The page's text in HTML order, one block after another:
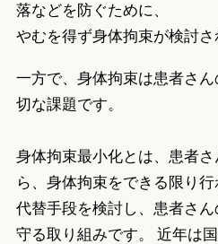
落などを防ぐために、
やむを得ず身体拘束が検討さ
一方で、身体拘束は患者さ
切な課題です。
身体拘束最小化とは、患者
ら、身体拘束をできる限り
代替手段を検討し、患者さ
守る取り組みです。 近年は